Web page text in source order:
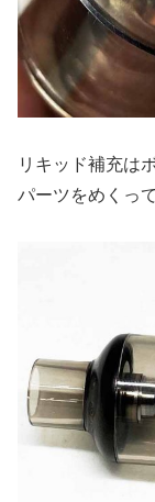
リキッド補充は
パーツをめくっ